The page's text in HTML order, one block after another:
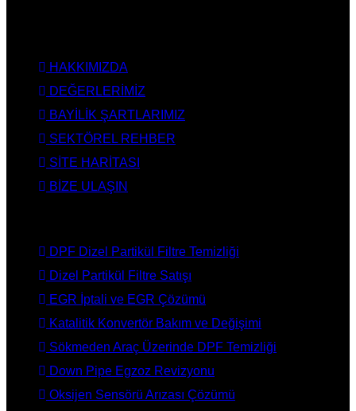
HAKKIMIZDA
DEĞERLERİMİZ
BAYİLİK ŞARTLARIMIZ
SEKTÖREL REHBER
SİTE HARİTASI
BİZE ULAŞIN
DPF Dizel Partikül Filtre Temizliği
Dizel Partikül Filtre Satışı
EGR İptali ve EGR Çözümü
Katalitik Konvertör Bakım ve Değişimi
Sökmeden Araç Üzerinde DPF Temizliği
Down Pipe Egzoz Revizyonu
Oksijen Sensörü Arızası Çözümü